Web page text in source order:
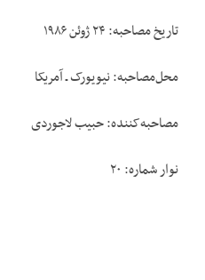
تاریخ مصاحبه: ۲۴ ژوئن ۱۹۸۶
محل‌مصاحبه: نیویورک ـ آمریکا
مصاحبه‌کننده: حبیب لاجوردی
نوار شماره: ۲۰